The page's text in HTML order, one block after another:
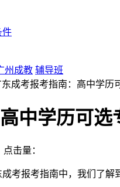
件
州成教 辅导班
东成考报考指南：高中学历
中学历可
点击量：
考报考指南中，我们了